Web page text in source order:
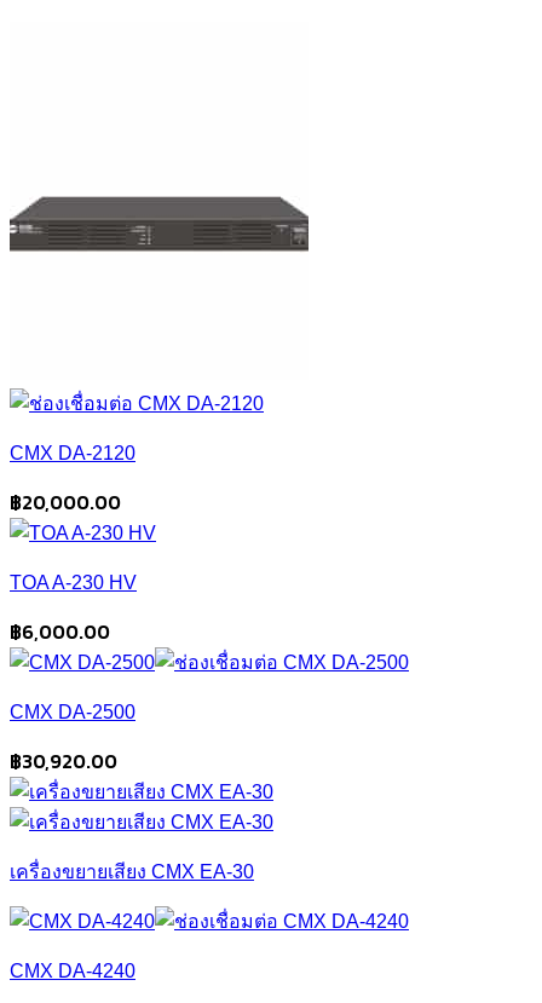
CMX DA-2120
฿20,000.00
TOA A-230 HV
฿6,000.00
CMX DA-2500
฿30,920.00
เครื่องขยายเสียง CMX EA-30
CMX DA-4240